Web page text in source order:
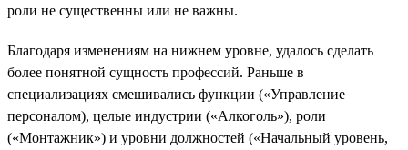
роли не существенны или не важны.
Благодаря изменениям на нижнем уровне, удалось сделать
более понятной сущность профессий. Раньше в
специализациях смешивались функции («Управление
персоналом), целые индустрии («Алкоголь»), роли
(«Монтажник») и уровни должностей («Начальный уровень,